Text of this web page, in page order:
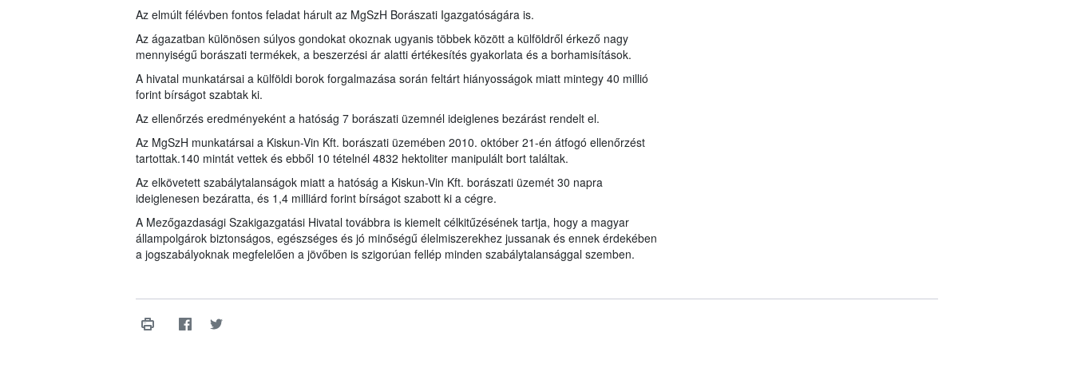
Az elmúlt félévben fontos feladat hárult az MgSzH Borászati Igazgatóságára is.
Az ágazatban különösen súlyos gondokat okoznak ugyanis többek között a külföldről érkező nagy
mennyiségű borászati termékek, a beszerzési ár alatti értékesítés gyakorlata és a borhamisítások.
A hivatal munkatársai a külföldi borok forgalmazása során feltárt hiányosságok miatt mintegy 40 millió
forint bírságot szabtak ki.
Az ellenőrzés eredményeként a hatóság 7 borászati üzemnél ideiglenes bezárást rendelt el.
Az MgSzH munkatársai a Kiskun-Vin Kft. borászati üzemében 2010. október 21-én átfogó ellenőrzést
tartottak.140 mintát vettek és ebből 10 tételnél 4832 hektoliter manipulált bort találtak.
Az elkövetett szabálytalanságok miatt a hatóság a Kiskun-Vin Kft. borászati üzemét 30 napra
ideiglenesen bezáratta, és 1,4 milliárd forint bírságot szabott ki a cégre.
A Mezőgazdasági Szakigazgatási Hivatal továbbra is kiemelt célkitűzésének tartja, hogy a magyar
állampolgárok biztonságos, egészséges és jó minőségű élelmiszerekhez jussanak és ennek érdekében
a jogszabályoknak megfelelően a jövőben is szigorúan fellép minden szabálytalansággal szemben.